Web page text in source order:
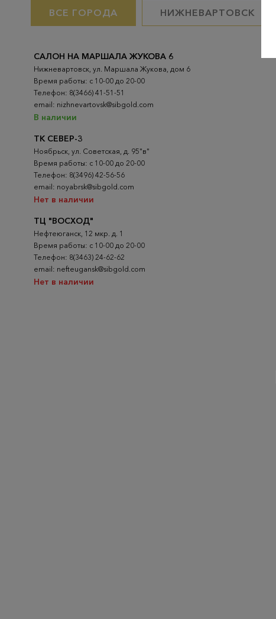
ВСЕ ГОРОДА НИЖНЕВАРТОВСК
ТК СЕВЕР-3
Ноябрьск, ул. Советская, д. 95"в"
Время работы: с 10-00 до 20-00
Телефон: 8(3496) 42-56-56
email: noyabrsk@sibgold.com
Нет в наличии
ТЦ "ВОСХОД"
Нефтеюганск, 12 мкр. д. 1
Время работы: с 10-00 до 20-00
Телефон: 8(3463) 24-62-62
email: nefteugansk@sibgold.com
Нет в наличии
САЛОН НА МАРШАЛА ЖУКОВА 6
Нижневартовск, ул. Маршала Жукова, дом 6
Время работы: с 10-00 до 20-00
Телефон: 8(3466) 41-51-51
email: nizhnevartovsk@sibgold.com
В наличии